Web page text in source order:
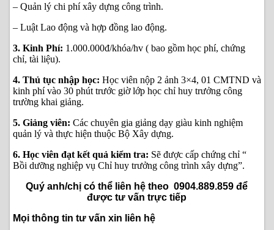
– Quản lý chi phí xây dựng công trình.
– Luật Lao động và hợp đồng lao động.
3. Kinh Phí: 1.000.000đ/khóa/hv ( bao gồm học phí, chứng
chỉ, tài liệu).
4. Thủ tục nhập học: Học viên nộp 2 ảnh 3×4, 01 CMTND và
kinh phí vào 30 phút trước giờ lớp học chỉ huy trưởng công
trường khai giảng.
5. Giảng viên: Các chuyên gia giảng dạy giàu kinh nghiệm
quản lý và thực hiện thuộc Bộ Xây dựng.
6. Học viên đạt kết quả kiểm tra: Sẽ được cấp chứng chỉ “
Bồi dưỡng nghiệp vụ Chỉ huy trưởng công trình xây dựng”.
Quý anh/chị có thể liên hệ theo 0904.889.859 để
được tư vấn trực tiếp
Mọi thông tin tư vấn xin liên hệ